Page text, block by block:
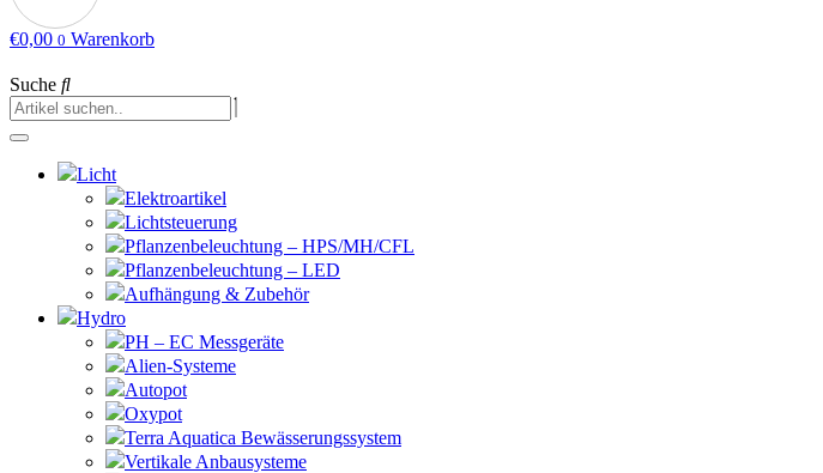
€0,00 0 Warenkorb
Suche
Licht
Elektroartikel
Lichtsteuerung
Pflanzenbeleuchtung – HPS/MH/CFL
Pflanzenbeleuchtung – LED
Aufhängung & Zubehör
Hydro
PH – EC Messgeräte
Alien-Systeme
Autopot
Oxypot
Terra Aquatica Bewässerungssystem
Vertikale Anbausysteme